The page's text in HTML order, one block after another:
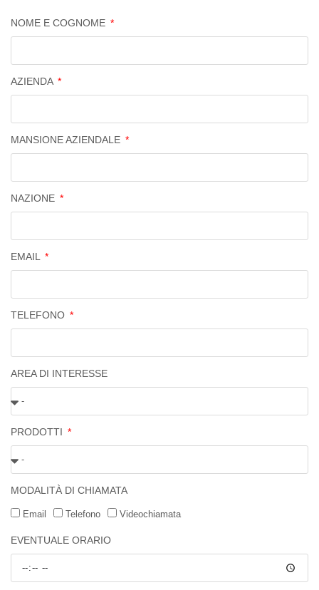
NOME E COGNOME
AZIENDA
MANSIONE AZIENDALE
NAZIONE
EMAIL
TELEFONO
AREA DI INTERESSE
PRODOTTI
MODALITÀ DI CHIAMATA
Email Telefono Videochiamata
EVENTUALE ORARIO